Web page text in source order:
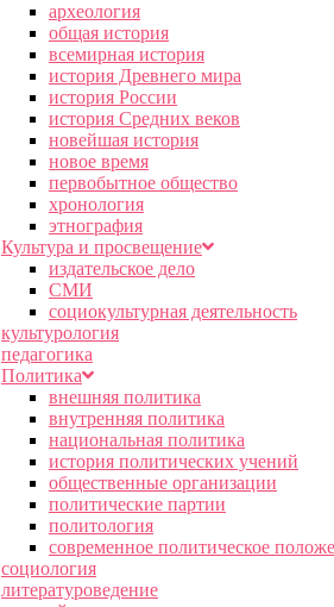
археология
общая история
всемирная история
история Древнего мира
история России
история Средних веков
новейшая история
новое время
первобытное общество
хронология
этнография
Культура и просвещение
издательское дело
СМИ
социокультурная деятельность
культурология
педагогика
Политика
внешняя политика
внутренняя политика
национальная политика
история политических учений
общественные организации
политические партии
политология
современное политическое
социология
литературоведение